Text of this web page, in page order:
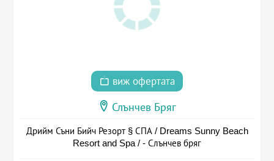
виж офертата
Слънчев Бряг
Дрийм Съни Бийч Резорт § СПА / Dreams Sunny Beach
Resort and Spa / - Слънчев бряг